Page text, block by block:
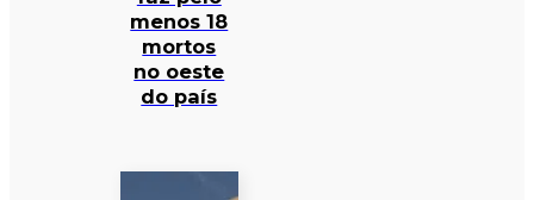
menos 18
mortos
no oeste
do país